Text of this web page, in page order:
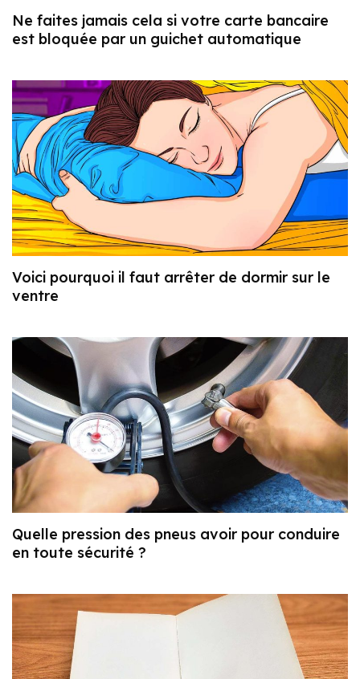
Ne faites jamais cela si votre carte bancaire
est bloquée par un guichet automatique
Voici pourquoi il faut arrêter de dormir sur le
ventre
Quelle pression des pneus avoir pour conduire
en toute sécurité ?